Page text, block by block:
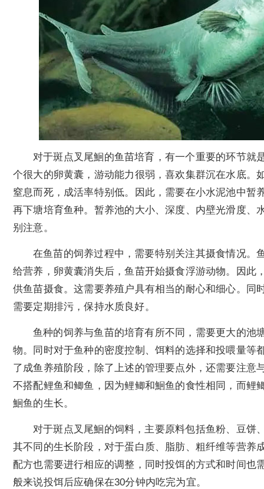
对于斑点叉尾鮰的鱼苗培育，有一个重要的环节就
个很大的卵黄囊，游动能力很弱，喜欢集群沉在水底。
窒息而死，成活率特别低。因此，需要在小水泥池中暂
再下塘培育鱼种。暂养池的大小、深度、内壁光滑度、
别注意。
在鱼苗的饲养过程中，需要特别关注其摄食情况。
给营养，卵黄囊消失后，鱼苗开始摄食浮游动物。因此
供鱼苗摄食。这需要养殖户具有相当的耐心和细心。同
需要定期排污，保持水质良好。
鱼种的饲养与鱼苗的培育有所不同，需要更大的池
物。同时对于鱼种的密度控制、饵料的选择和投喂量等
了成鱼养殖阶段，除了上述的管理要点外，还需要注意
不搭配鲤鱼和鲫鱼，因为鲤鲫和鮰鱼的食性相同，而鲤
鮰鱼的生长。
对于斑点叉尾鮰的饲料，主要原料包括鱼粉、豆饼
其不同的生长阶段，对于蛋白质、脂肪、粗纤维等营养
配方也需要进行相应的调整，同时投饵的方式和时间也
般来说投饵后应确保在30分钟内吃完为宜。